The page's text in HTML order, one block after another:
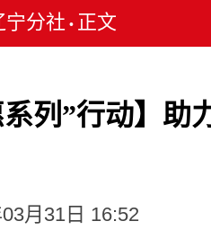
宁分社 • 正文
系列”行动】助
月31日 16:52